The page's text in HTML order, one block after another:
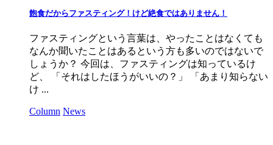
飽食だからファスティング！けど絶食ではありません！
ファスティングという言葉は、やったことはなくても
なんか聞いたことはあるという方も多いのではないで
しょうか？ 今回は、ファスティングは知っているけ
ど、 「それはしたほうがいいの？」 「あまり知らない
け ...
Column News